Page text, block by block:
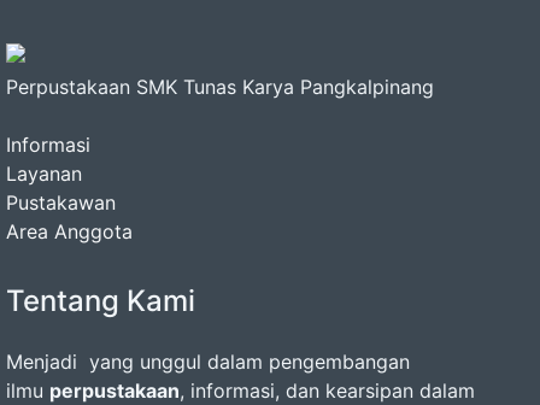
Perpustakaan SMK Tunas Karya Pangkalpinang
Informasi
Layanan
Pustakawan
Area Anggota
Tentang Kami
Menjadi yang unggul dalam pengembangan
ilmu perpustakaan, informasi, dan kearsipan dalam